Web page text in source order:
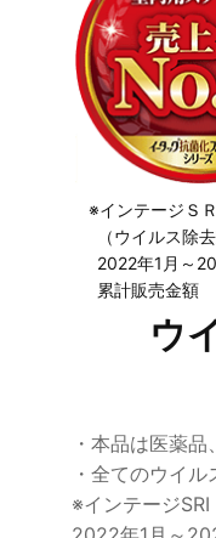
※インテージＳ
（ウイルス除
2022年1月～
累計販売金額
ウ
・本品は医薬
・全てのウイ
※インテージ